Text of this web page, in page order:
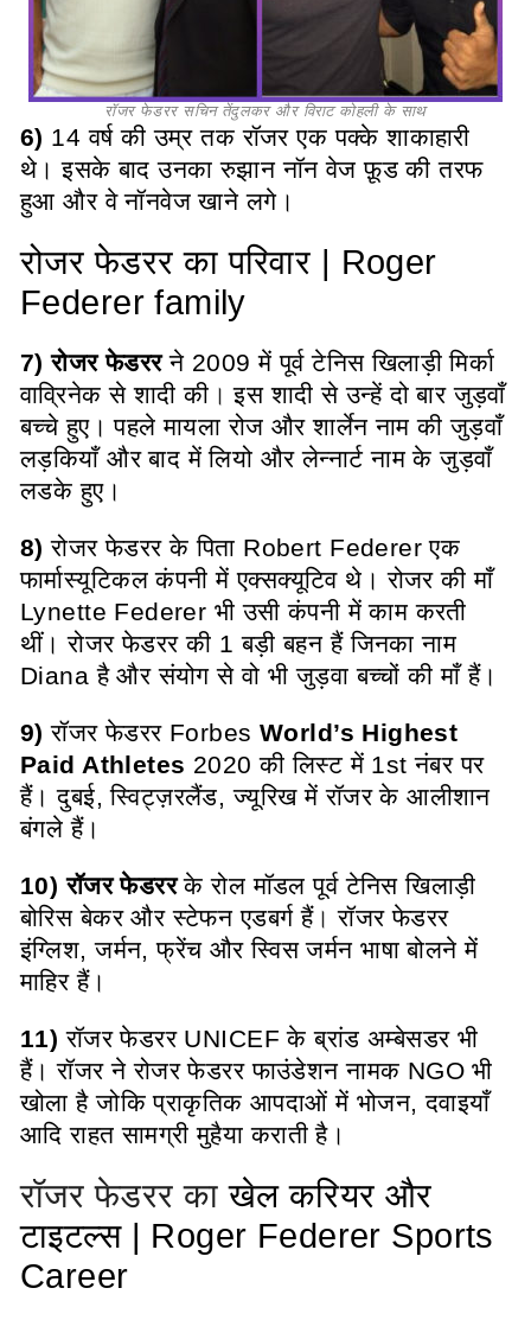
रॉजर फेडरर सचिन तेंदुलकर और विराट कोहली के साथ
6) 14 वर्ष की उम्र तक रॉजर एक पक्के शाकाहारी
थे। इसके बाद उनका रुझान नॉन वेज फ़ूड की तरफ
हुआ और वे नॉनवेज खाने लगे।
रोजर फेडरर का परिवार | Roger
Federer family
7) रोजर फेडररने 2009 में पूर्व टेनिस खिलाड़ी मिर्का
वाव्रिनेक से शादी की ।इस शादी से उन्हें दो बार जुड़वाँ
बच्चे हुए। पहले मायला रोज और शार्लेन नाम की जुड़वाँ
लड़कियाँ और बाद में लियो और लेन्नार्ट नाम के जुड़वाँ
लडके हुए।
8) रोजर फेडरर के पिता Robert Federer एक
फार्मास्यूटिकल कंपनी में एक्सक्यूटिव थे। रोजर की माँ
Lynette Federer भी उसी कंपनी में काम करती
थीं। रोजर फेडरर की 1 बड़ी बहन हैं जिनका नाम
Diana है और संयोग से वो भी जुड़वा बच्चों की माँ हैं।
9) रॉजर फेडरर Forbes World’s Highest
Paid Athletes 2020 की लिस्ट में 1st नंबर पर
हैं।दुबई, स्विट्ज़रलैंड, ज्यूरिख में रॉजर के आलीशान
बंगले हैं।
10) रॉजर फेडररके रोल मॉडल पूर्व टेनिस खिलाड़ी
बोरिस बेकर और स्टेफन एडबर्ग हैं।रॉजर फेडरर
इंग्लिश, जर्मन, फ्रेंच और स्विस जर्मन भाषा बोलने में
माहिर हैं।
11) रॉजर फेडरर UNICEF के ब्रांड अम्बेसडर भी
हैं। रॉजर ने रोजर फेडरर फाउंडेशन नामक NGO भी
खोला है जोकि प्राकृतिक आपदाओं में भोजन, दवाइयाँ
आदि राहत सामग्री मुहैया कराती है।
रॉजर फेडरर काखेल करियर और
टाइटल्स | Roger Federer Sports
Career